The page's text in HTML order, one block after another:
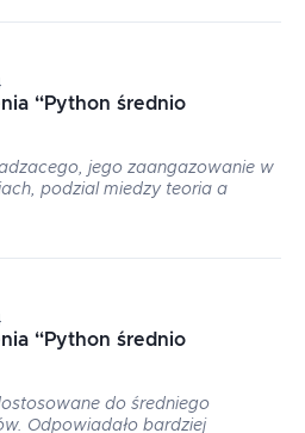
“Python średnio
jego zaangazowanie w
podzial miedzy teoria a
“Python średnio
do średniego
Odpowiadało bardziej